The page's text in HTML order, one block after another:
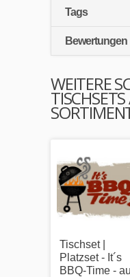
Tags
Bewertungen
WEITERE
Tischset |
Platzset - It´s
BBQ-Time -